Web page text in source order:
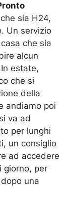
che sia H24,
Un servizio
che sia
alcun
estate,
che si
della
andiamo poi
va ad
per lunghi
un consiglio
ad accedere
giorno, per
una